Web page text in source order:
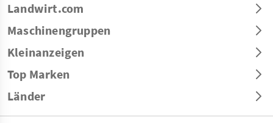
Landwirt.com
Maschinengruppen
Kleinanzeigen
Top Marken
Länder